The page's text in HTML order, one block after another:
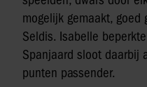
mogelijk gemaakt, goed
Seldis. Isabelle
Spanjaard sloot daarbij
punten passender.